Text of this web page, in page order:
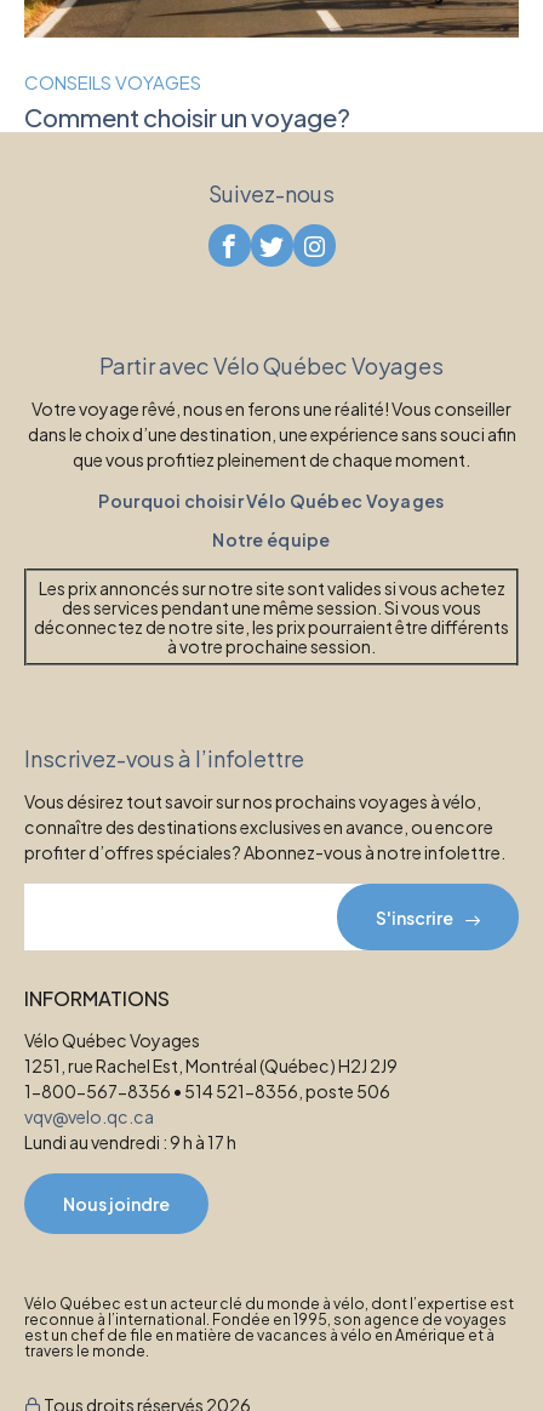
CONSEILS VOYAGES
Comment choisir un voyage?
Partir avec Vélo Québec Voyages
Votre voyage rêvé, nous en ferons une réalité! Vous conseiller
dans le choix d’une destination, une expérience sans souci afin
que vous profitiez pleinement de chaque moment.
Pourquoi choisir Vélo Québec Voyages
Notre équipe
Les prix annoncés sur notre site sont valides si vous achetez
des services pendant une même session. Si vous vous
déconnectez de notre site, les prix pourraient être différents
à votre prochaine session.
Inscrivez-vous à l’infolettre
Vous désirez tout savoir sur nos prochains voyages à vélo,
connaître des destinations exclusives en avance, ou encore
profiter d’offres spéciales? Abonnez-vous à notre infolettre.
S'inscrire
Suivez-nous
INFORMATIONS
Vélo Québec Voyages
1251, rue Rachel Est, Montréal (Québec) H2J 2J9
1-800-567-8356 • 514 521-8356, poste 506
vqv@velo.qc.ca
Lundi au vendredi : 9 h à 17 h
Nous joindre
Vélo Québec est un acteur clé du monde à vélo, dont l’expertise est
reconnue à l’international. Fondée en 1995, son agence de voyages
est un chef de file en matière de vacances à vélo en Amérique et à
travers le monde.
Tous droits réservés 2026